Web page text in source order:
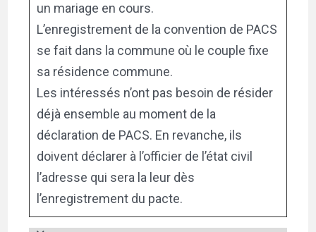
un mariage en cours.
L’enregistrement de la convention de PACS
se fait dans la commune où le couple fixe
sa résidence commune.
Les intéressés n’ont pas besoin de résider
déjà ensemble au moment de la
déclaration de PACS. En revanche, ils
doivent déclarer à l’officier de l’état civil
l’adresse qui sera la leur dès
l’enregistrement du pacte.